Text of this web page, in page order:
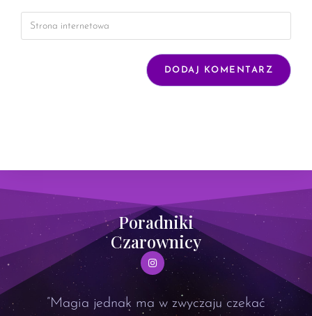
Poradniki
Czarownicy
”Magia jednak ma w zwyczaju czekać